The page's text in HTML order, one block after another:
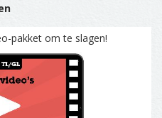
pakket om te slagen!